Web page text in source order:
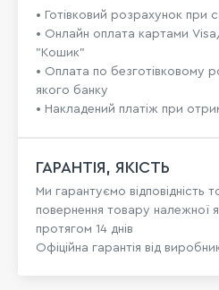
• Готівковий розрахунок при
• Онлайн оплата картами
"Кошик"
• Оплата по безготівковому
якого банку
• Накладений платіж при
ГАРАНТІЯ, ЯКІСТЬ
Ми гарантуємо відповідність
повернення товару належної
протягом 14 днів
Офіційна гарантія від